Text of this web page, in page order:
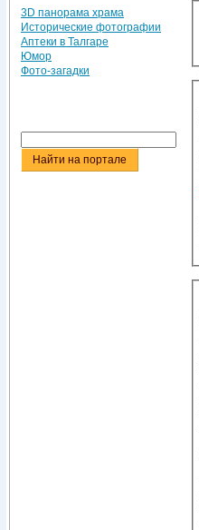
3D панорама храма
Исторические фотографии
Аптеки в Талгаре
Юмор
Фото-загадки